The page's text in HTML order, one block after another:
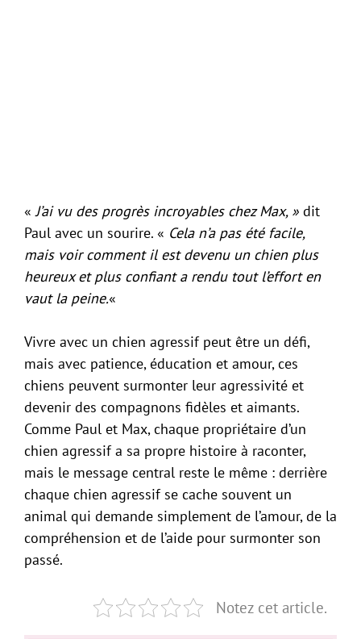
«J’ai vu des progrès incroyables chez Max, » dit
Paul avec un sourire. « Cela n’a pas été facile,
mais voir comment il est devenu un chien plus
heureux et plus confiant a rendu tout l’effort en
vaut la peine.«
Vivre avec un chien agressif peut être un défi,
mais avec patience, éducation et amour, ces
chiens peuvent surmonter leur agressivité et
devenir des compagnons fidèles et aimants.
Comme Paul et Max, chaque propriétaire d’un
chien agressif a sa propre histoire à raconter,
mais le message central reste le même : derrière
chaque chien agressif se cache souvent un
animal qui demande simplement de l’amour, de la
compréhension et de l’aide pour surmonter son
passé.
Notez cet article.